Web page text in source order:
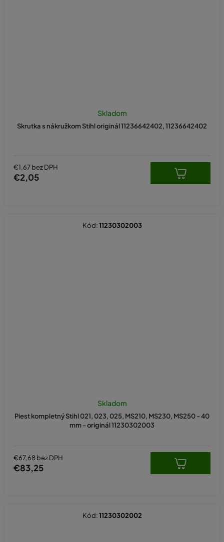
Skrutka s nákružkom Stihl originál 11236642402, 11236642402
Skladom
€1,67 bez DPH
€2,05
Piest kompletný Stihl 021, 023, 025, MS210, MS230, MS250 - 40
mm - originál 11230302003
Skladom
€67,68 bez DPH
€83,25
Kód:11230302003
Kód:11230302002